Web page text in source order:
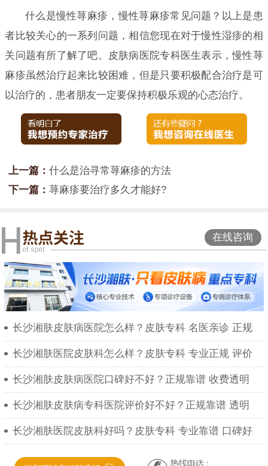
什么是慢性荨麻疹，慢性荨麻疹常见问题？以上是患
者比较关心的一系列问题，相信您现在对于慢性湿疹的相
关问题有所了解了吧。皮肤病医院专科医生表示，慢性荨
麻疹虽然治疗起来比较困难，但是只要积极配合治疗是可
以治疗的，患者朋友一定要保持积极乐观的心态治疗。
上一篇： 什么是治寻常荨麻疹的方法
下一篇： 荨麻疹要治疗多久才能好?
在线咨询
长沙湘肤皮肤病医院怎么样？皮肤专科 名医亲诊 正规
长沙湘肤医院皮肤科怎么样？皮肤专科 专业正规 评价
长沙湘肤皮肤病医院口碑好不好？正规靠谱 收费透明
长沙湘肤皮肤病专科医院评价好不好？正规靠谱 透明
长沙湘肤医院皮肤科好吗？皮肤专科 专业靠谱 口碑好